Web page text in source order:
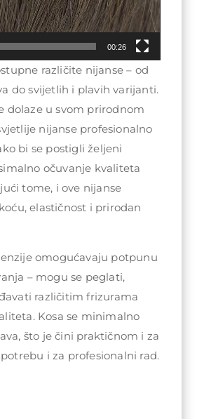
00:26
različite nijanse – od
do svijetlih i plavih varijanti.
dolaze u svom prirodnom
nijanse profesionalno
bi se postigli željeni
očuvanje kvaliteta
tome, i ove nijanse
elastičnost i prirodan
omogućavaju potpunu
– mogu se peglati,
različitim frizurama
Kosa se minimalno
što je čini praktičnom i za
i za profesionalni rad.